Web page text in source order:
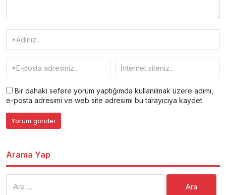
Bir dahaki sefere yorum yaptığımda kullanılmak üzere adımı,
e-posta adresimi ve web site adresimi bu tarayıcıya kaydet.
Arama Yap